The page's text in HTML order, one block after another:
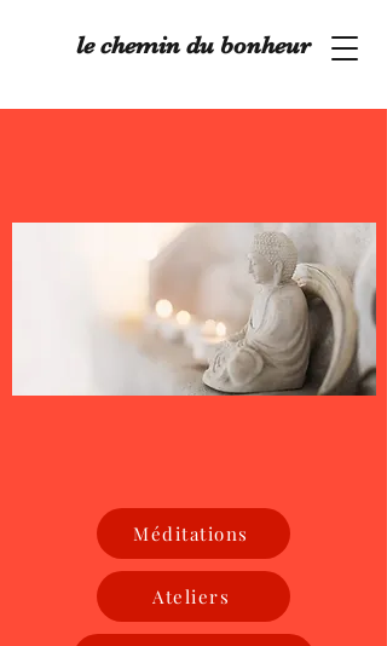
le chemin du bonheur
Méditations
Ateliers